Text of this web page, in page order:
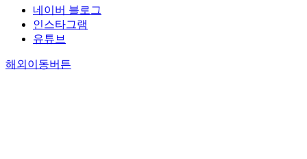
네이버 블로그
인스타그램
유튜브
해외이동버튼